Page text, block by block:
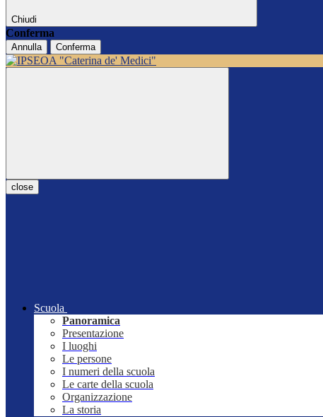
Chiudi
Conferma
Annulla Conferma
close
Scuola
Panoramica
Presentazione
I luoghi
Le persone
I numeri della scuola
Le carte della scuola
Organizzazione
La storia